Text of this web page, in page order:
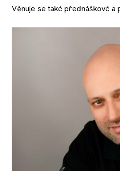
Věnuje se také přednáškové a